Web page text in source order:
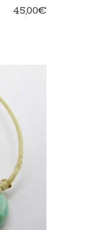
45,00€